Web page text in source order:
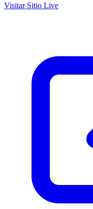
Visitar Sitio Live